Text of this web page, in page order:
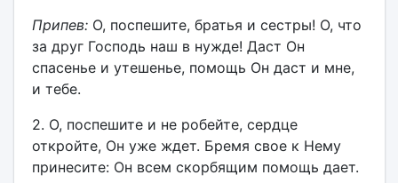
Припев: О, поспешите, братья и сестры! О, что
за друг Господь наш в нужде! Даст Он
спасенье и утешенье, помощь Он даст и мне,
и тебе.
2. О, поспешите и не робейте, сердце
откройте, Он уже ждет. Бремя свое к Нему
принесите: Он всем скорбящим помощь дает.